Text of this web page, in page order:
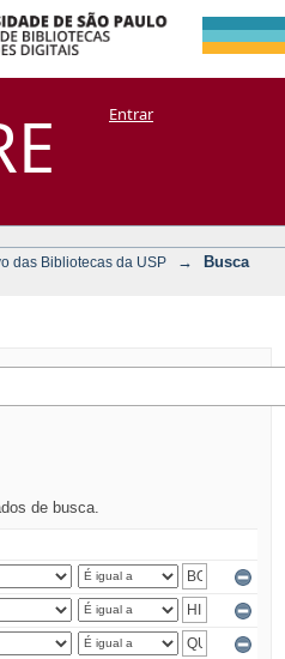
Acervo
+ CoriscoEntrar
das Bibliotecas da USP →
Busca
de busca.